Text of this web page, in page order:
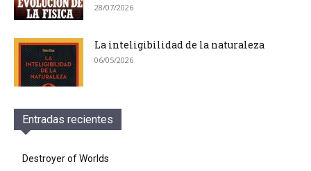
28/07/2026
La inteligibilidad de la naturaleza
06/05/2026
Entradas recientes
Destroyer of Worlds